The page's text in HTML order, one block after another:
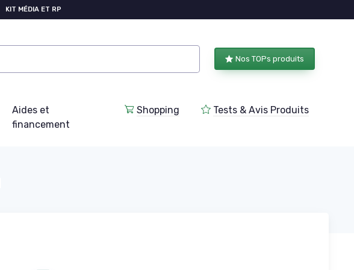
KIT MÉDIA ET RP
Nos TOPs produits
Aides et
financement
Shopping Tests & Avis Produits